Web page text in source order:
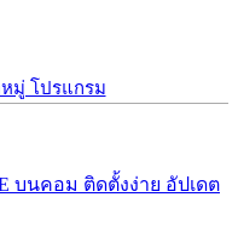
มู่ โปรแกรม
บนคอม ติดตั้งง่าย อัปเดต